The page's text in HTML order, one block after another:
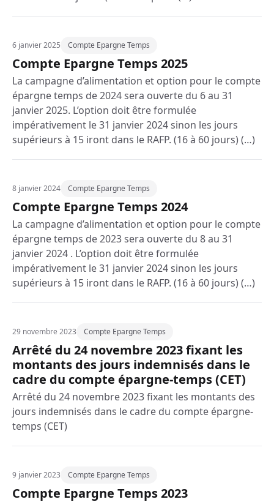
6 janvier 2025 Compte Epargne Temps
Compte Epargne Temps 2025
La campagne d’alimentation et option pour le compte
épargne temps de 2024 sera ouverte du 6 au 31
janvier 2025. L’option doit être formulée
impérativement le 31 janvier 2024 sinon les jours
supérieurs à 15 iront dans le RAFP. (16 à 60 jours) (…)
8 janvier 2024 Compte Epargne Temps
Compte Epargne Temps 2024
La campagne d’alimentation et option pour le compte
épargne temps de 2023 sera ouverte du 8 au 31
janvier 2024 . L’option doit être formulée
impérativement le 31 janvier 2024 sinon les jours
supérieurs à 15 iront dans le RAFP. (16 à 60 jours) (…)
29 novembre 2023 Compte Epargne Temps
Arrêté du 24 novembre 2023 fixant les
montants des jours indemnisés dans le
cadre du compte épargne-temps (CET)
Arrêté du 24 novembre 2023 fixant les montants des
jours indemnisés dans le cadre du compte épargne-
temps (CET)
9 janvier 2023 Compte Epargne Temps
Compte Epargne Temps 2023